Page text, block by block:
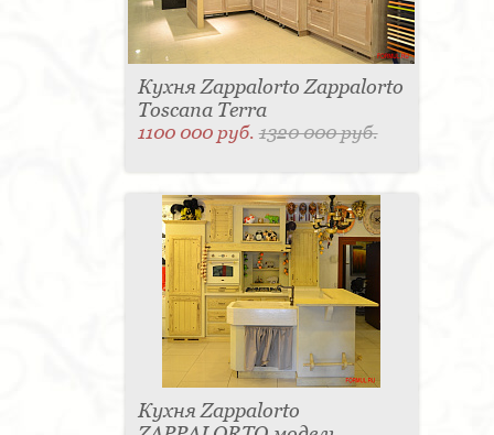
Кухня Zappalorto Zappalorto
Toscana Terra
1100 000 руб.1320 000 руб.
Кухня Zappalorto